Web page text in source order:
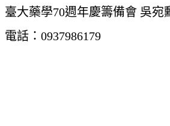
臺大藥學70週年慶籌備會 吳宛
電話：0937986179